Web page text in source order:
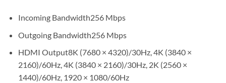
Incoming Bandwidth256 Mbps
Outgoing Bandwidth256 Mbps
HDMI Output8K (7680 × 4320)/30Hz, 4K (3840 ×
2160)/60Hz, 4K (3840 × 2160)/30Hz, 2K (2560 ×
1440)/60Hz, 1920 × 1080/60Hz